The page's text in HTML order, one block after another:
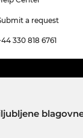
a request
330 818 6761